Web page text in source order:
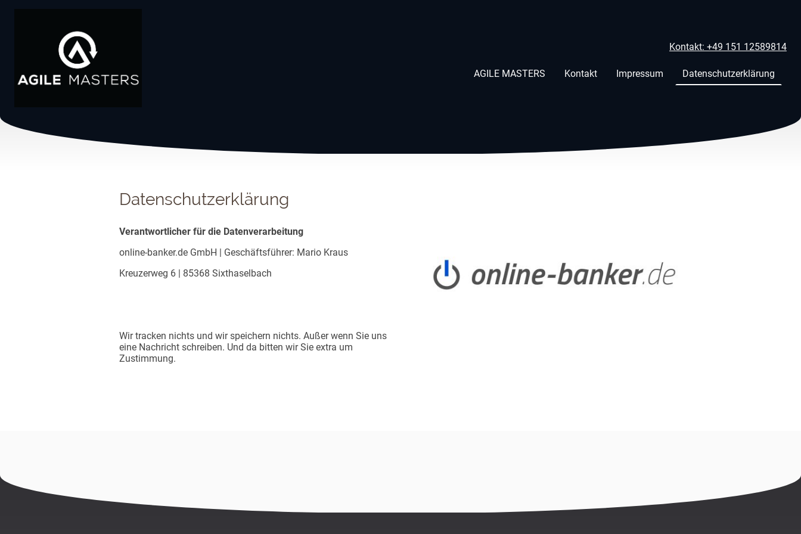
Kontakt: +49 151 12589814
AGILE MASTERS Kontakt Impressum Datenschutzerklärung
Datenschutzerklärung
Verantwortlicher für die Datenverarbeitung
online-banker.de GmbH | Geschäftsführer: Mario Kraus
Kreuzerweg 6 | 85368 Sixthaselbach
Wir tracken nichts und wir speichern nichts. Außer wenn Sie uns
eine Nachricht schreiben. Und da bitten wir Sie extra um
Zustimmung.